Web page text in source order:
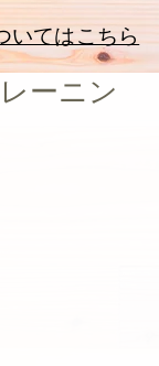
いてはこちら
ーニン